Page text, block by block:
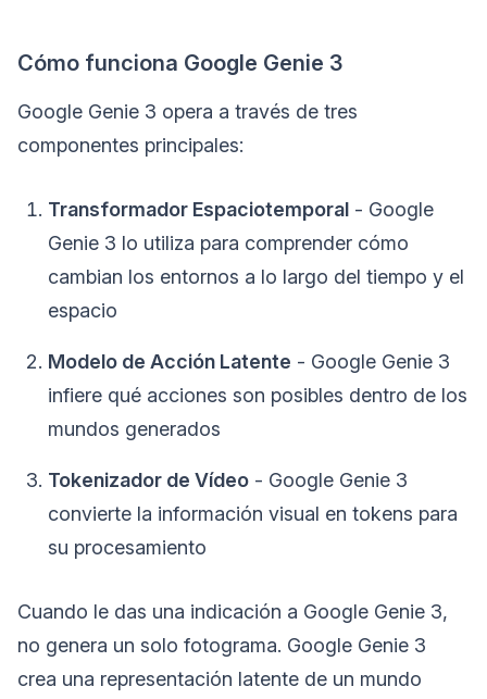
Cómo funciona Google Genie 3
Google Genie 3 opera a través de tres
componentes principales:
Transformador Espaciotemporal - Google
Genie 3 lo utiliza para comprender cómo
cambian los entornos a lo largo del tiempo y el
espacio
Modelo de Acción Latente - Google Genie 3
infiere qué acciones son posibles dentro de los
mundos generados
Tokenizador de Vídeo - Google Genie 3
convierte la información visual en tokens para
su procesamiento
Cuando le das una indicación a Google Genie 3,
no genera un solo fotograma. Google Genie 3
crea una representación latente de un mundo